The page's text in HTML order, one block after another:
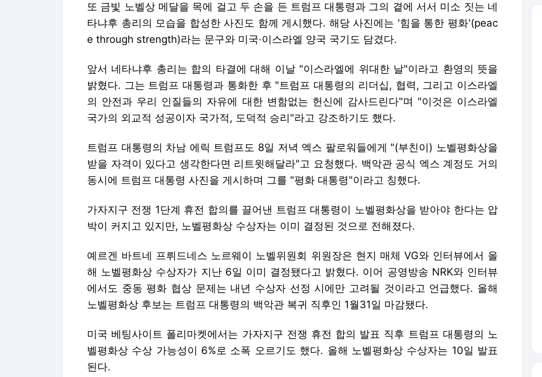
또 금빛 노벨상 메달을 목에 걸고 두 손을 든 트럼프 대통령과 그의 곁에 서서 미소 짓는 네
타냐후 총리의 모습을 합성한 사진도 함께 게시했다. 해당 사진에는 '힘을 통한 평화'(peac
e through strength)라는 문구와 미국·이스라엘 양국 국기도 담겼다.
앞서 네타냐후 총리는 합의 타결에 대해 이날 "이스라엘에 위대한 날"이라고 환영의 뜻을
밝혔다. 그는 트럼프 대통령과 통화한 후 "트럼프 대통령의 리더십, 협력, 그리고 이스라엘
의 안전과 우리 인질들의 자유에 대한 변함없는 헌신에 감사드린다"며 "이것은 이스라엘
국가의 외교적 성공이자 국가적, 도덕적 승리"라고 강조하기도 했다.
트럼프 대통령의 차남 에릭 트럼프도 8일 저녁 엑스 팔로워들에게 "(부친이) 노벨평화상을
받을 자격이 있다고 생각한다면 리트윗해달라"고 요청했다. 백악관 공식 엑스 계정도 거의
동시에 트럼프 대통령 사진을 게시하며 그를 "평화 대통령"이라고 칭했다.
가자지구 전쟁 1단계 휴전 합의를 끌어낸 트럼프 대통령이 노벨평화상을 받아야 한다는 압
박이 커지고 있지만, 노벨평화상 수상자는 이미 결정된 것으로 전해졌다.
예르겐 바트네 프뤼드네스 노르웨이 노벨위원회 위원장은 현지 매체 VG와 인터뷰에서 올
해 노벨평화상 수상자가 지난 6일 이미 결정됐다고 밝혔다. 이어 공영방송 NRK와 인터뷰
에서도 중동 평화 협상 문제는 내년 수상자 선정 시에만 고려될 것이라고 언급했다. 올해
노벨평화상 후보는 트럼프 대통령의 백악관 복귀 직후인 1월31일 마감됐다.
미국 베팅사이트 폴리마켓에서는 가자지구 전쟁 휴전 합의 발표 직후 트럼프 대통령의 노
벨평화상 수상 가능성이 6%로 소폭 오르기도 했다. 올해 노벨평화상 수상자는 10일 발표
된다.